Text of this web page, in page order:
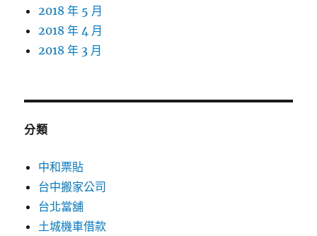
2018 年 5 月
2018 年 4 月
2018 年 3 月
分類
中和票貼
台中搬家公司
台北當舖
土城機車借款